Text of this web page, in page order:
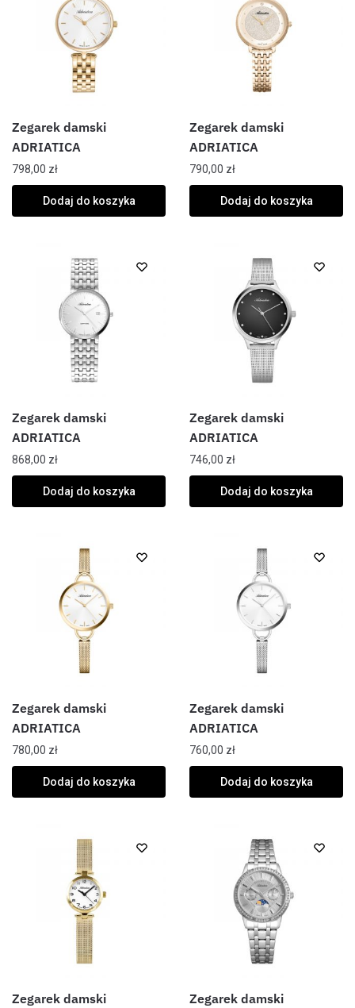
Zegarek damski
ADRIATICA
798,00 zł
Dodaj do koszyka
Zegarek damski
ADRIATICA
790,00 zł
Dodaj do koszyka
Zegarek damski
ADRIATICA
868,00 zł
Dodaj do koszyka
Zegarek damski
ADRIATICA
746,00 zł
Dodaj do koszyka
Zegarek damski
ADRIATICA
780,00 zł
Dodaj do koszyka
Zegarek damski
ADRIATICA
760,00 zł
Dodaj do koszyka
Zegarek damski
Zegarek damski